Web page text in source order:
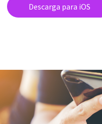
Descarga para iOS